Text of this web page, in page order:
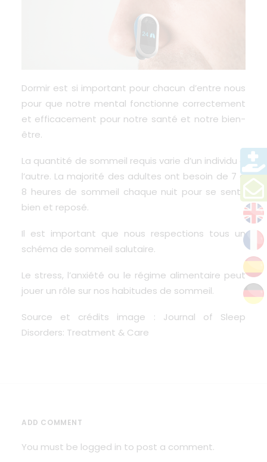
Dormir est si important pour chacun d’entre nous
pour que notre mental fonctionne correctement
et efficacement pour notre santé et notre bien-
être.
La quantité de sommeil requis varie d’un individu à
l’autre. La majorité des adultes ont besoin de 7 à
8 heures de sommeil chaque nuit pour se sentir
bien et reposé.
Il est important que nous respections tous un
schéma de sommeil salutaire.
Le stress, l’anxiété ou le régime alimentaire peut
jouer un rôle sur nos habitudes de sommeil.
Source et crédits image : Journal of Sleep
Disorders: Treatment & Care
ADD COMMENT
You must be logged in to post a comment.